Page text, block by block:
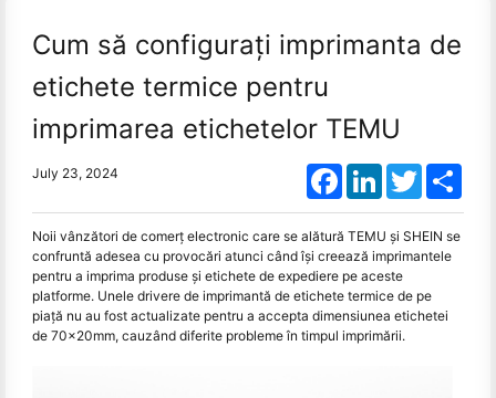
Cum să configurați imprimanta de
etichete termice pentru
imprimarea etichetelor TEMU
July 23, 2024 FacebookLinkedInTwitter
Noii vânzători de comerț electronic care se alătură TEMU și SHEIN se
confruntă adesea cu provocări atunci când își creează imprimantele
pentru a imprima produse și etichete de expediere pe aceste
platforme. Unele drivere de imprimantă de etichete termice de pe
piață nu au fost actualizate pentru a accepta dimensiunea etichetei
de 70x20mm, cauzând diferite probleme în timpul imprimării.